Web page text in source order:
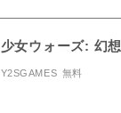
少女ウォーズ: 幻
Y2SGAMES 無料